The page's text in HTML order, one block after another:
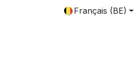
Français (BE)